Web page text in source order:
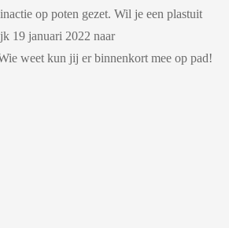
op poten gezet. Wil je een plastuit
19 januari 2022 naar
weet kun jij er binnenkort mee op pad!